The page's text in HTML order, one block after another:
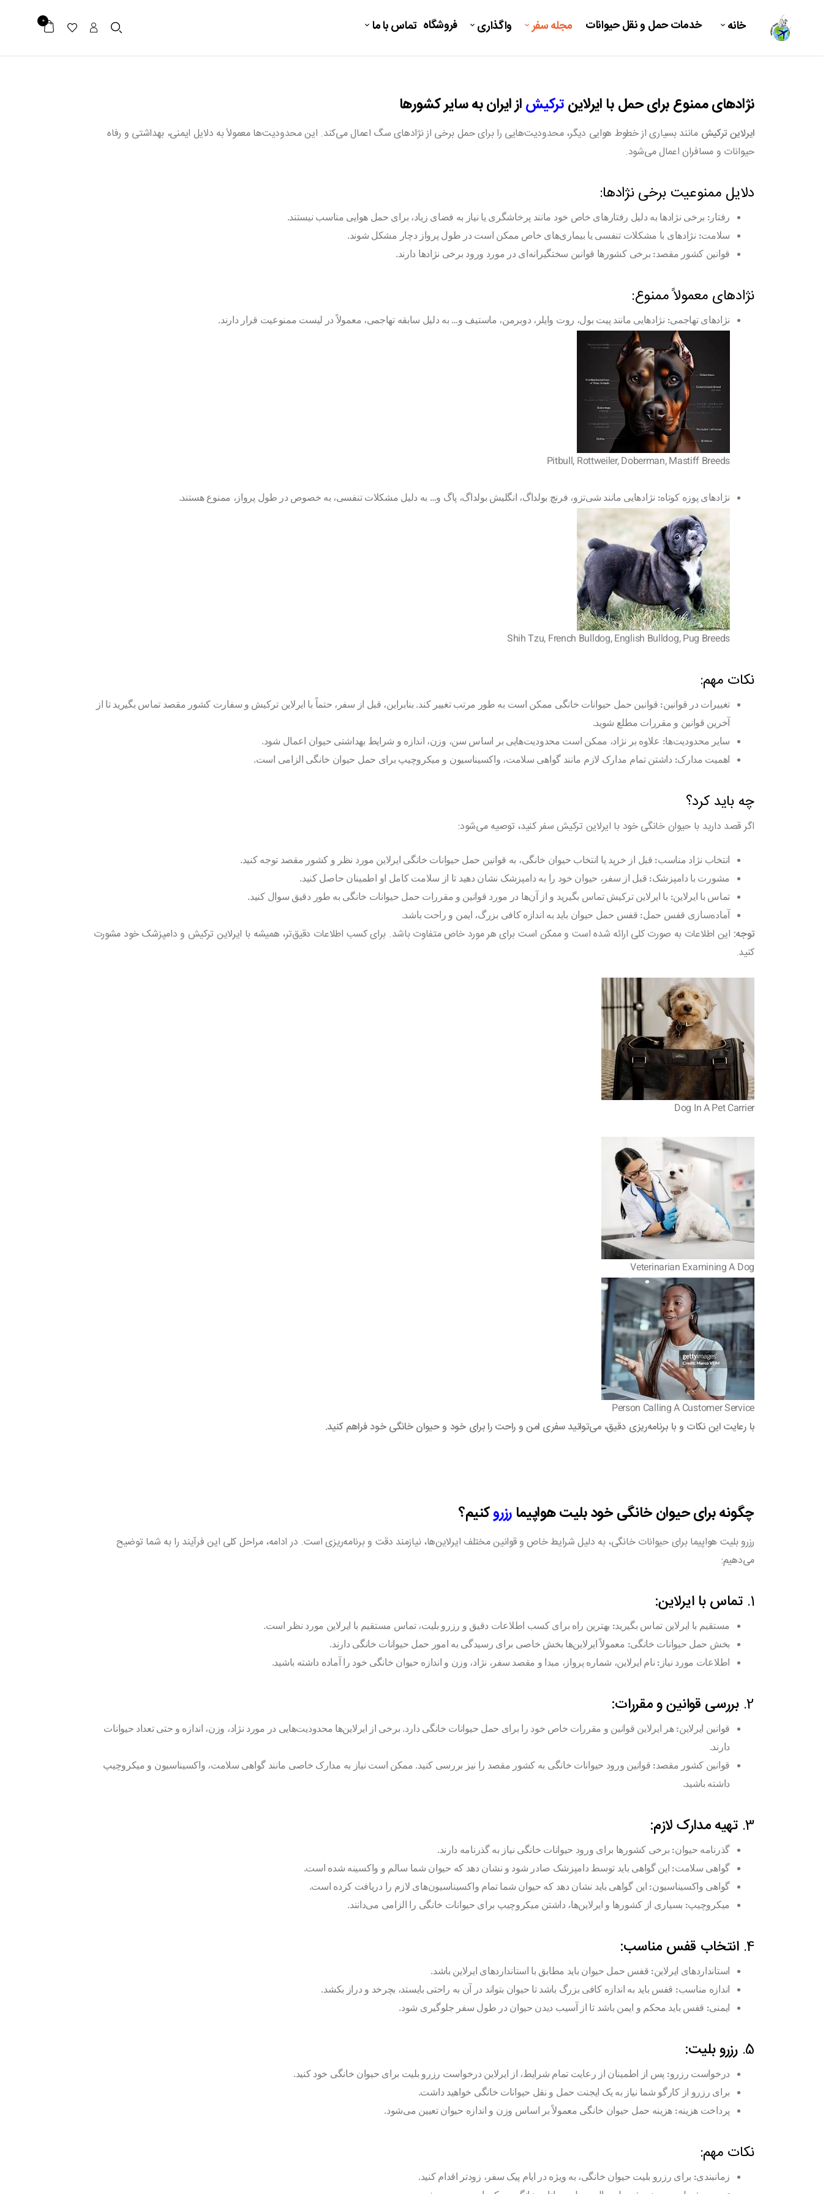
خانه خدمات حمل و نقل حیوانات مجله سفر واگذاری فروشگاه تماس با ما 0
نژادهای ممنوع برای حمل با ایرلاینترکیشاز ایران به سایر کشورها
ایرلاین ترکیش مانند بسیاری از خطوط هوایی دیگر، محدودیت‌هایی را برای حمل برخی از نژادهای سگ اعمال می‌کند. این محدودیت‌ها معمولاً به دلایل ایمنی، بهداشتی و رفاه
حیوانات و مسافران اعمال می‌شود.
دلایل ممنوعیت برخی نژادها:
رفتار: برخی نژادها به دلیل رفتارهای خاص خود مانند پرخاشگری یا نیاز به فضای زیاد، برای حمل هوایی مناسب نیستند.
سلامت: نژادهای با مشکلات تنفسی یا بیماری‌های خاص ممکن است در طول پرواز دچار مشکل شوند.
قوانین کشور مقصد: برخی کشورها قوانین سختگیرانه‌ای در مورد ورود برخی نژادها دارند.
نژادهای معمولاً ممنوع:
نژادهای تهاجمی: نژادهایی مانند پیت بول، روت وایلر، دوبرمن، ماستیف و… به دلیل سابقه تهاجمی، معمولاً در لیست ممنوعیت قرار دارند.
Pitbull, Rottweiler, Doberman, Mastiff Breeds
نژادهای پوزه کوتاه: نژادهایی مانند شی‌تزو، فرنچ بولداگ، انگلیش بولداگ، پاگ و… به دلیل مشکلات تنفسی، به خصوص در طول پرواز، ممنوع هستند.
Shih Tzu, French Bulldog, English Bulldog, Pug Breeds
نکات مهم:
تغییرات در قوانین: قوانین حمل حیوانات خانگی ممکن است به طور مرتب تغییر کند. بنابراین، قبل از سفر، حتماً با ایرلاین ترکیش و سفارت کشور مقصد تماس بگیرید تا از
آخرین قوانین و مقررات مطلع شوید.
سایر محدودیت‌ها: علاوه بر نژاد، ممکن است محدودیت‌هایی بر اساس سن، وزن، اندازه و شرایط بهداشتی حیوان اعمال شود.
اهمیت مدارک: داشتن تمام مدارک لازم مانند گواهی سلامت، واکسیناسیون و میکروچیپ برای حمل حیوان خانگی الزامی است.
چه باید کرد؟
اگر قصد دارید با حیوان خانگی خود با ایرلاین ترکیش سفر کنید، توصیه می‌شود:
انتخاب نژاد مناسب: قبل از خرید یا انتخاب حیوان خانگی، به قوانین حمل حیوانات خانگی ایرلاین مورد نظر و کشور مقصد توجه کنید.
مشورت با دامپزشک: قبل از سفر، حیوان خود را به دامپزشک نشان دهید تا از سلامت کامل او اطمینان حاصل کنید.
تماس با ایرلاین: با ایرلاین ترکیش تماس بگیرید و از آن‌ها در مورد قوانین و مقررات حمل حیوانات خانگی به طور دقیق سوال کنید.
آماده‌سازی قفس حمل: قفس حمل حیوان باید به اندازه کافی بزرگ، ایمن و راحت باشد.
توجه: این اطلاعات به صورت کلی ارائه شده است و ممکن است برای هر مورد خاص متفاوت باشد. برای کسب اطلاعات دقیق‌تر، همیشه با ایرلاین ترکیش و دامپزشک خود مشورت
کنید.
Dog In A Pet Carrier
Veterinarian Examining A Dog
Person Calling A Customer Service
با رعایت این نکات و با برنامه‌ریزی دقیق، می‌توانید سفری امن و راحت را برای خود و حیوان خانگی خود فراهم کنید.
چگونه برای حیوان خانگی خود بلیت هواپیمارزروکنیم؟
رزرو بلیت هواپیما برای حیوانات خانگی، به دلیل شرایط خاص و قوانین مختلف ایرلاین‌ها، نیازمند دقت و برنامه‌ریزی است. در ادامه، مراحل کلی این فرآیند را به شما توضیح
می‌دهیم:
1. تماس با ایرلاین:
مستقیم با ایرلاین تماس بگیرید: بهترین راه برای کسب اطلاعات دقیق و رزرو بلیت، تماس مستقیم با ایرلاین مورد نظر است.
بخش حمل حیوانات خانگی: معمولاً ایرلاین‌ها بخش خاصی برای رسیدگی به امور حمل حیوانات خانگی دارند.
اطلاعات مورد نیاز: نام ایرلاین، شماره پرواز، مبدا و مقصد سفر، نژاد، وزن و اندازه حیوان خانگی خود را آماده داشته باشید.
2. بررسی قوانین و مقررات:
قوانین ایرلاین:هر ایرلاین قوانین و مقررات خاص خود را برای حمل حیوانات خانگی دارد. برخی از ایرلاین‌ها محدودیت‌هایی در مورد نژاد، وزن، اندازه و حتی تعداد حیوانات
دارند.
قوانین کشور مقصد: قوانین ورود حیوانات خانگی به کشور مقصد را نیز بررسی کنید. ممکن است نیاز به مدارک خاصی مانند گواهی سلامت، واکسیناسیون و میکروچیپ
داشته باشید.
3. تهیه مدارک لازم:
گذرنامه حیوان: برخی کشورها برای ورود حیوانات خانگی نیاز به گذرنامه دارند.
گواهی سلامت: این گواهی باید توسط دامپزشک صادر شود و نشان دهد که حیوان شما سالم و واکسینه شده است.
گواهی واکسیناسیون: این گواهی باید نشان دهد که حیوان شما تمام واکسیناسیون‌های لازم را دریافت کرده است.
میکروچیپ: بسیاری از کشورها و ایرلاین‌ها، داشتن میکروچیپ برای حیوانات خانگی را الزامی می‌دانند.
4. انتخاب قفس مناسب:
استانداردهای ایرلاین: قفس حمل حیوان باید مطابق با استانداردهای ایرلاین باشد.
اندازه مناسب: قفس باید به اندازه کافی بزرگ باشد تا حیوان بتواند در آن به راحتی بایستد، بچرخد و دراز بکشد.
ایمنی: قفس باید محکم و ایمن باشد تا از آسیب دیدن حیوان در طول سفر جلوگیری شود.
5. رزرو بلیت:
درخواست رزرو: پس از اطمینان از رعایت تمام شرایط، از ایرلاین درخواست رزرو بلیت برای حیوان خانگی خود کنید.
برای رزرو از کارگو شما نیاز به یک ایجنت حمل و نقل حیوانات خانگی خواهید داشت.
پرداخت هزینه: هزینه حمل حیوان خانگی معمولاً بر اساس وزن و اندازه حیوان تعیین می‌شود.
نکات مهم:
زمانبندی: برای رزرو بلیت حیوان خانگی، به ویژه در ایام پیک سفر، زودتر اقدام کنید.